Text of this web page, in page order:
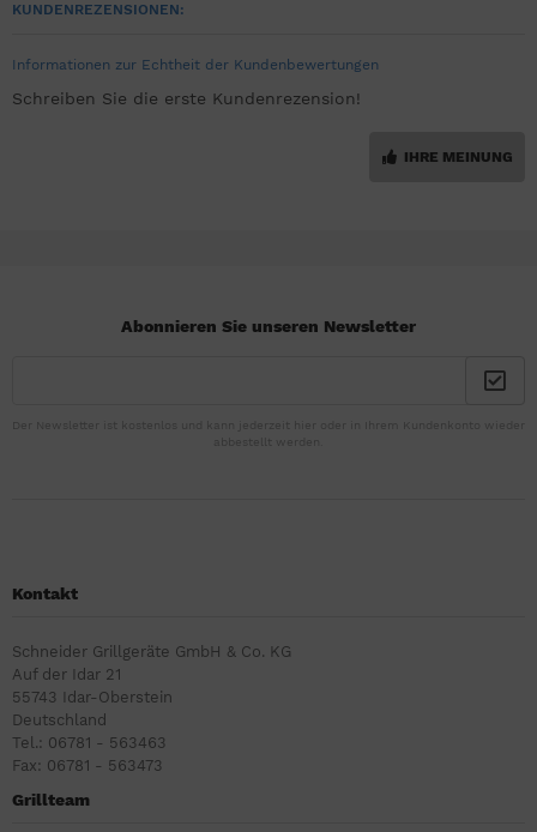
KUNDENREZENSIONEN:
Informationen zur Echtheit der Kundenbewertungen
Schreiben Sie die erste Kundenrezension!
IHRE MEINUNG
Abonnieren Sie unseren Newsletter
Der Newsletter ist kostenlos und kann jederzeit hier oder in Ihrem Kundenkonto wieder
abbestellt werden.
Kontakt
Schneider Grillgeräte GmbH & Co. KG
Auf der Idar 21
55743 Idar-Oberstein
Deutschland
Tel.: 06781 - 563463
Fax: 06781 - 563473
Grillteam